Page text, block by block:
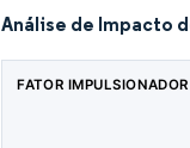
Análise de Impacto
FATOR IMPULSIONADOR